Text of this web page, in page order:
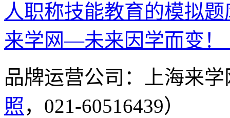
人职称技能教育的模拟
来学网—未来因学而变！
品牌运营公司：上海来
照 ，021-60516439）